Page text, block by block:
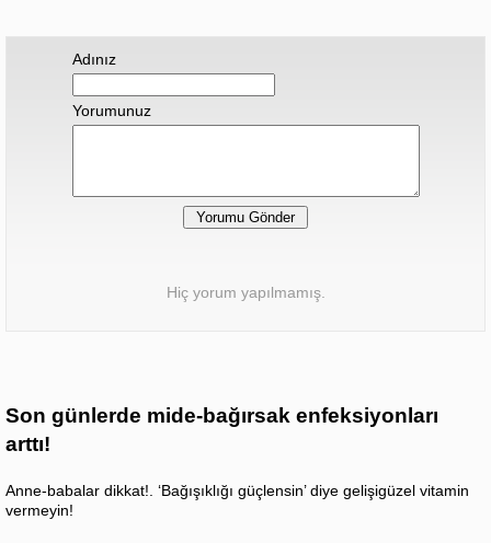
Adınız
Yorumunuz
Hiç yorum yapılmamış.
Son günlerde mide-bağırsak enfeksiyonları
arttı!
Anne-babalar dikkat!. ‘Bağışıklığı güçlensin’ diye gelişigüzel vitamin
vermeyin!